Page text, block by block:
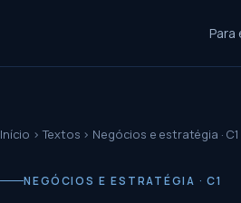
Para
Início ›Textos › Negócios e estratégia · C1
NEGÓCIOS E ESTRATÉGIA · C1